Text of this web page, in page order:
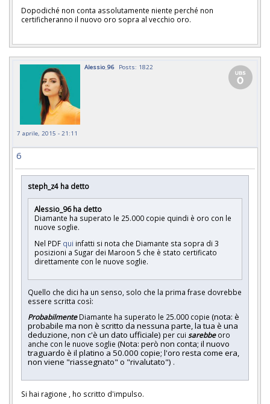
Dopodiché non conta assolutamente niente perché non
certificheranno il nuovo oro sopra al vecchio oro.
Alessio_96 Posts: 1822
7 aprile, 2015 - 21:11
6
steph_z4 ha detto
Alessio_96 ha detto
Diamante ha superato le 25.000 copie quindi è oro con le
nuove soglie.
Nel PDF qui infatti si nota che Diamante sta sopra di 3
posizioni a Sugar dei Maroon 5 che è stato certificato
direttamente con le nuove soglie.
Quello che dici ha un senso, solo che la prima frase dovrebbe
essere scritta così:
ProbabilmenteDiamante ha superato le 25.000 copie (nota: è
probabile ma non è scritto da nessuna parte, la tua è una
deduzione, non c'è un dato ufficiale) per cui sarebbeoro
anche con le nuove soglie (Nota: però non conta; il nuovo
traguardo è il platino a 50.000 copie; l'oro resta come era,
non viene "riassegnato" o "rivalutato") .
Si hai ragione , ho scritto d'impulso.